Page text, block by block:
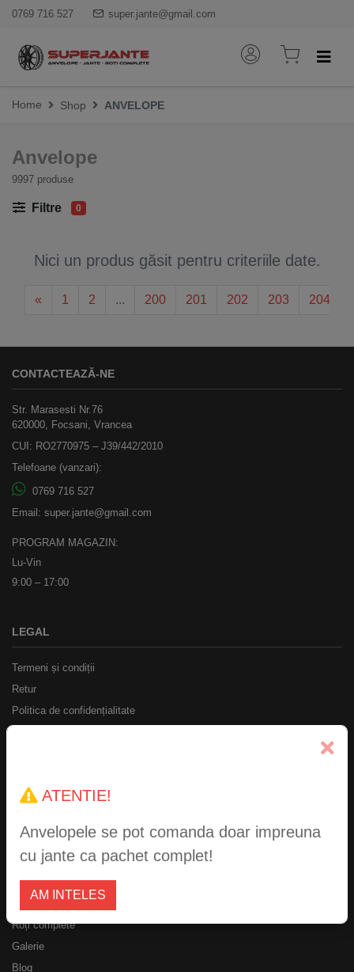
0769 716 527 super.jante@gmail.com
Home Shop ANVELOPE
Anvelope
9997 produse
Filtre 0
Nici un produs găsit pentru criteriile date.
« 1 2 ... 200 201 202 203 204
ATENTIE!
Anvelopele se pot comanda doar impreuna
cu jante ca pachet complet!
AM INTELES
CONTACTEAZĂ-NE
Str. Marasesti Nr.76
620000, Focsani, Vrancea
CUI: RO2770975 – J39/442/2010
Telefoane (vanzari):
0769 716 527
Email: super.jante@gmail.com
PROGRAM MAGAZIN:
Lu-Vin
9:00 – 17:00
LEGAL
Termeni și condiții
Retur
Politica de confidențialitate
SUPER-JANTE.RO
Jante
Roți complete
Galerie
Blog